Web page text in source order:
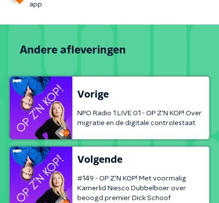
app
Andere afleveringen
Vorige
NPO Radio 1 LIVE 01 - OP Z'N KOP! Over
migratie en de digitale controlestaat
Volgende
#149 - OP Z'N KOP! Met voormalig
Kamerlid Niesco Dubbelboer over
beoogd premier Dick Schoof